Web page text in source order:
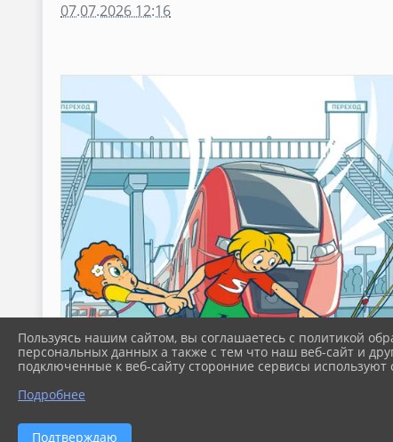
07.07.2026 12:16
Пользуясь нашим сайтом, вы соглашаетесь с политикой
персональных данных а также с тем что наш веб-сайт и
подключенные к веб-сайту сторонние сервисы используют
Подробнее
Подтверждаю